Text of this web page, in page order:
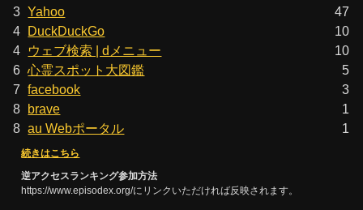
3 Yahoo
47
4 DuckDuckGo
10
4
ウェブ検索 | dメニュー
10
6 心霊スポット大図鑑
5
7 facebook
3
8 brave
1
8 au Webポータル 1
続きはこちら
逆アクセスランキング参加方法
https://www.episodex.org/にリンクいただければ反映されます。